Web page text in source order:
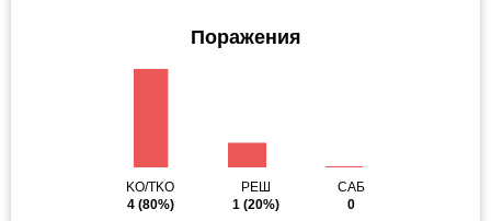
Поражения
KO/TKO
4(80%)
РЕШ
1 (20%)
САБ
0